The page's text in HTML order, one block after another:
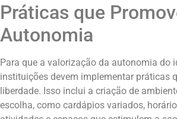
Práticas que
Autonomia
Para que a valorização da autonomia do
instituições devem implementar práticas
liberdade. Isso inclui a criação de
escolha, como cardápios variados,